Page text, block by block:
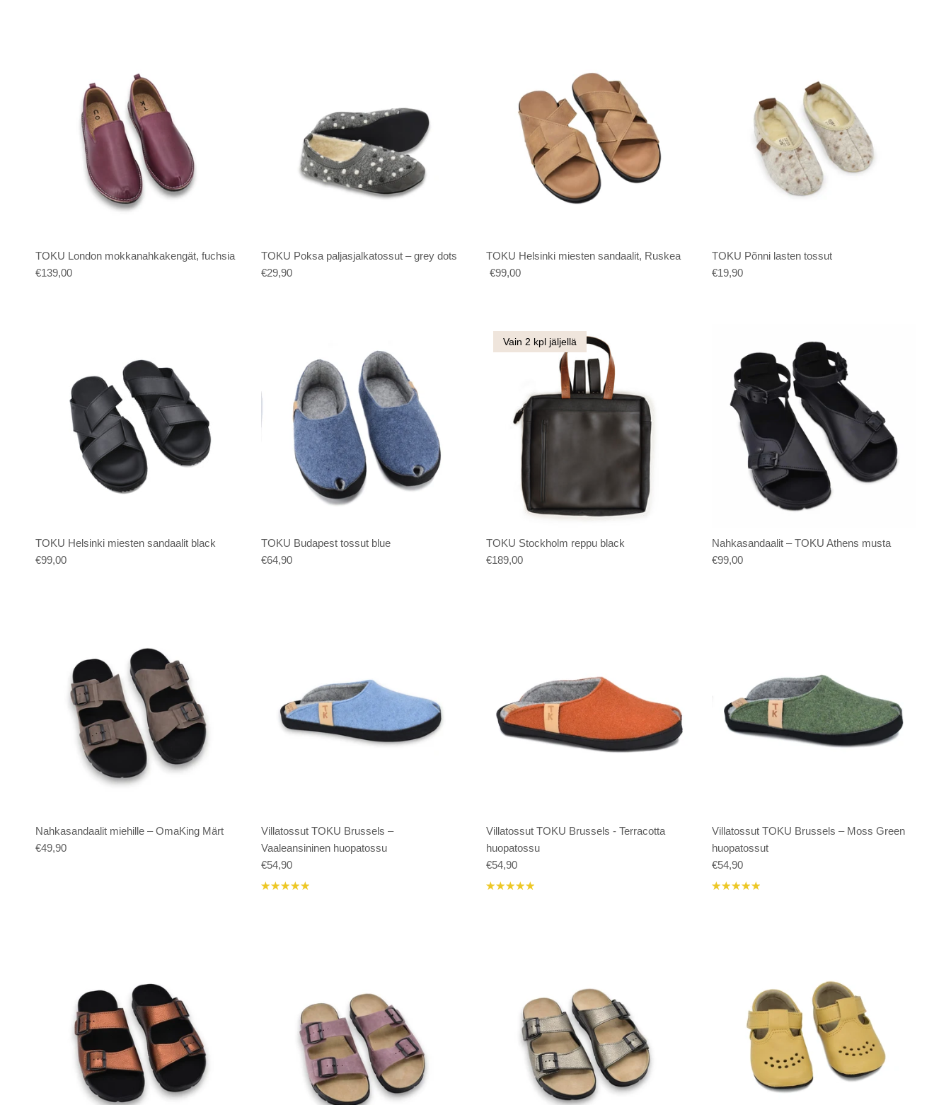
TOKU London mokkanahkakengät, fuchsia
€139,00
TOKU Poksa paljasjalkatossut – grey dots
€29,90
TOKU Helsinki miesten sandaalit, Ruskea
€99,00
TOKU Põnni lasten tossut
€19,90
TOKU Helsinki miesten sandaalit black
€99,00
TOKU Budapest tossut blue
€64,90
Vain 2 kpl jäljellä
TOKU Stockholm reppu black
€189,00
Nahkasandaalit – TOKU Athens musta
€99,00
Nahkasandaalit miehille – OmaKing Märt
€49,90
Villatossut TOKU Brussels –
Vaaleansininen huopatossu
€54,90
Villatossut TOKU Brussels - Terracotta
huopatossu
€54,90
Villatossut TOKU Brussels – Moss Green
huopatossut
€54,90
Tilaa uutiskirjeemme ja saat -10% alennusta
ensimmäisestä tilauksestasi! 🎈